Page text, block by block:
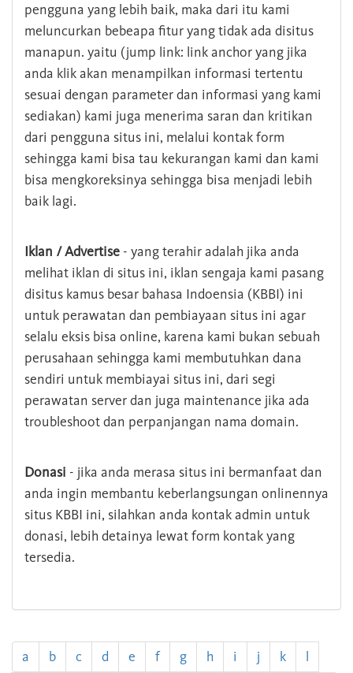
pengguna yang lebih baik, maka dari itu kami
meluncurkan bebeapa fitur yang tidak ada disitus
manapun. yaitu (jump link: link anchor yang jika
anda klik akan menampilkan informasi tertentu
sesuai dengan parameter dan informasi yang kami
sediakan) kami juga menerima saran dan kritikan
dari pengguna situs ini, melalui kontak form
sehingga kami bisa tau kekurangan kami dan kami
bisa mengkoreksinya sehingga bisa menjadi lebih
baik lagi.
Iklan / Advertise - yang terahir adalah jika anda
melihat iklan di situs ini, iklan sengaja kami pasang
disitus kamus besar bahasa Indoensia (KBBI) ini
untuk perawatan dan pembiayaan situs ini agar
selalu eksis bisa online, karena kami bukan sebuah
perusahaan sehingga kami membutuhkan dana
sendiri untuk membiayai situs ini, dari segi
perawatan server dan juga maintenance jika ada
troubleshoot dan perpanjangan nama domain.
Donasi - jika anda merasa situs ini bermanfaat dan
anda ingin membantu keberlangsungan onlinennya
situs KBBI ini, silahkan anda kontak admin untuk
donasi, lebih detainya lewat form kontak yang
tersedia.
a b c d e f g h i j k l